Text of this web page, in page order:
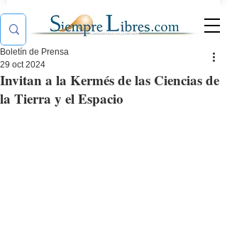
Invitan a la Kermés de las Ciencias de
la Tierra y el Espacio
Boletín de Prensa
29 oct 2024